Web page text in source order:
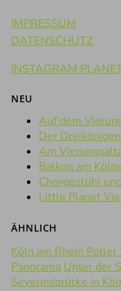
IMPRESSUM
DATENSCHUTZ
INSTAGRAM
NEU
Auf dem
Der
Am
Balkon am
Chorgestühl
Little Planet
ÄHNLICH
Köln am Rhein
Panorama Unter der
Severinsbrücke in